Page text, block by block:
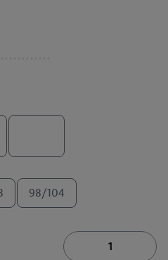
98/104